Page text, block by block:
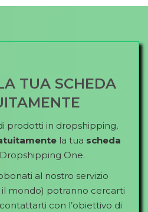
TUA SCHEDA
prodotti in dropshipping,
la tua scheda
One.
al nostro servizio
mondo) potranno cercarti
con l’obiettivo di